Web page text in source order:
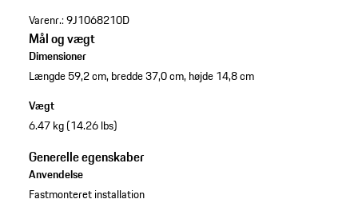
Varenr.:9J1068210D
Mål og vægt
Dimensioner
Længde 59,2 cm, bredde 37,0 cm, højde 14,8 cm
Vægt
6.47 kg (14.26 lbs)
Generelle egenskaber
Anvendelse
Fastmonteret installation